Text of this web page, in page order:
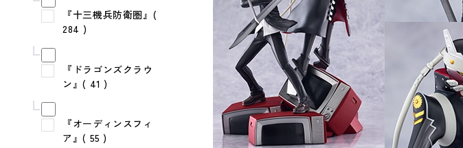
『十三機兵防衛圏』(
284 )
『ドラゴンズクラウ
ン』( 41 )
『オーディンスフィ
ア』( 55 )